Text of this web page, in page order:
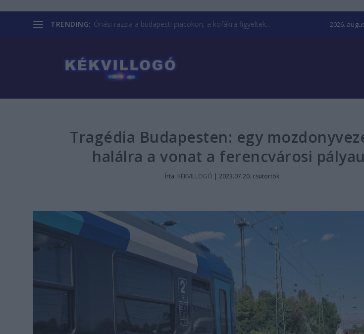
TRENDING: Óriási razzia a budapesti piacokon, a kofákra figyeltek... 2026.
Tragédia Budapesten: egy
halálra a vonat a ferencvárosi
Írta: KÉKVILLOGÓ | 2023.07.20. csütörtök